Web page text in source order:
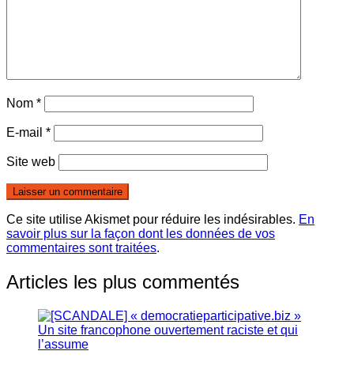
Nom *
E-mail *
Site web
Ce site utilise Akismet pour réduire les indésirables. En
savoir plus sur la façon dont les données de vos
commentaires sont traitées.
Articles les plus commentés